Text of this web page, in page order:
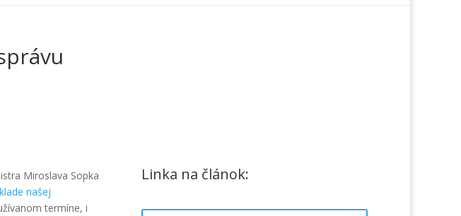
Miroslava Sopka
našej
termíne, i
Linka na článok: